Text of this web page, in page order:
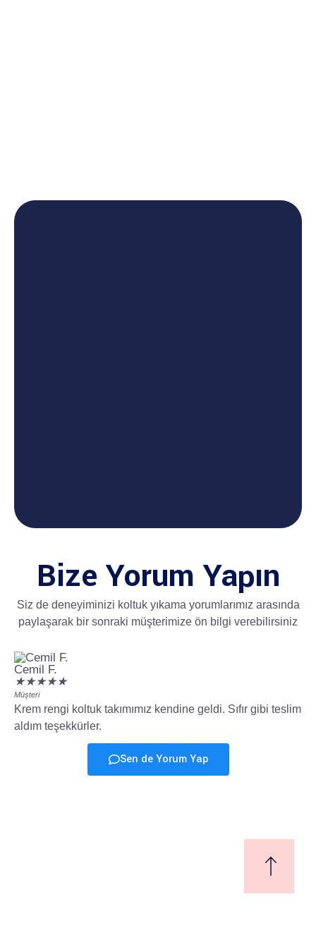
Bize Yorum Yapın
Siz de deneyiminizi koltuk yıkama yorumlarımız arasında
paylaşarak bir sonraki müşterimize ön bilgi verebilirsiniz
Cemil F.
★★★★★
Müşteri
Krem rengi koltuk takımımız kendine geldi. Sıfır gibi teslim
aldım teşekkürler.
Sen de Yorum Yap